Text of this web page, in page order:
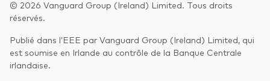
© 2026 Vanguard Group (Ireland) Limited. Tous droits
réservés.
Publié dans l’EEE par Vanguard Group (Ireland) Limited, qui
est soumise en Irlande au contrôle de la Banque Centrale
irlandaise.